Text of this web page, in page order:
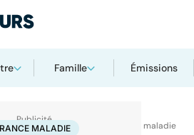
Famille Émissions
Sécurité sociale, assurance maladie
MALADIE